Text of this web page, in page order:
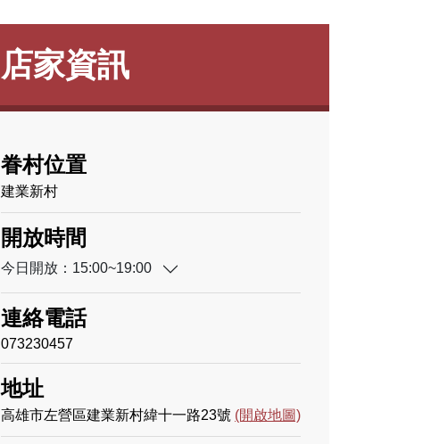
店家資訊
眷村位置
建業新村
開放時間
今日開放：15:00~19:00
連絡電話
073230457
地址
高雄市左營區建業新村緯十一路23號 (開啟地圖)